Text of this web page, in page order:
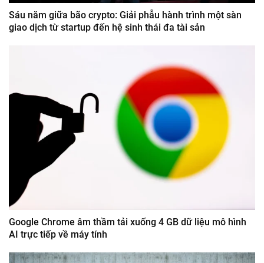
Sáu năm giữa bão crypto: Giải phẫu hành trình một sàn
giao dịch từ startup đến hệ sinh thái đa tài sản
Google Chrome âm thầm tải xuống 4 GB dữ liệu mô hình
AI trực tiếp về máy tính